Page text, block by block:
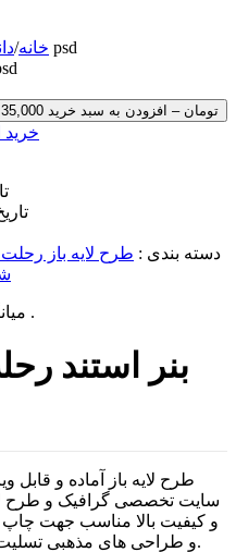
خانه/ بنر استند رحلت حضرت رسول psd
خرید
دسته بندی : طرح لایه باز
است .
بنر استند
طرح لایه باز آماده و قابل
سایت تخصصی گرافیک و طرح
و طراحی های مذهبی تسلیت رحلت حضرت محمد ص می باشد.